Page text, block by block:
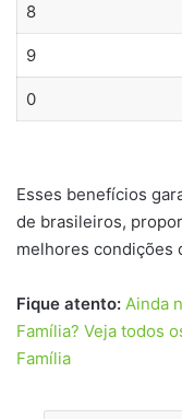
8
9
0
Esses benefícios
de brasileiros,
melhores condições
Fique atento: Ainda
Família? Veja todos
Família